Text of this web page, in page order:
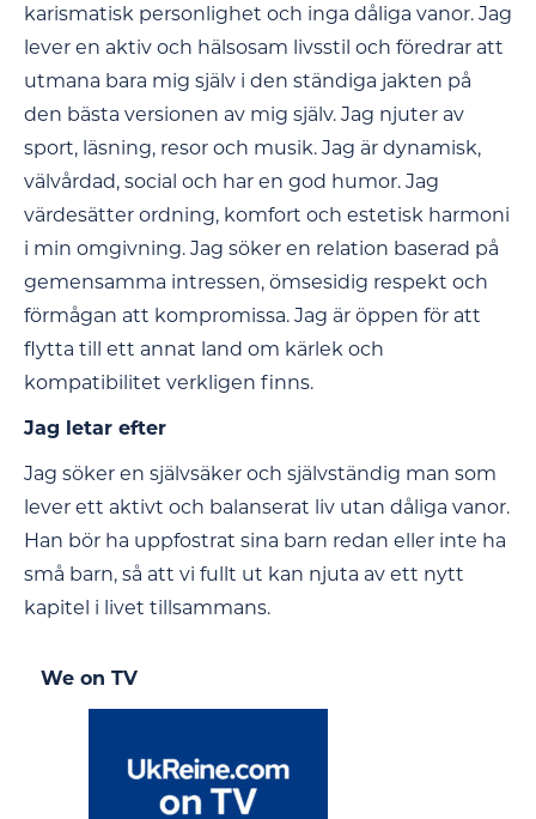
karismatisk personlighet och inga dåliga vanor. Jag
lever en aktiv och hälsosam livsstil och föredrar att
utmana bara mig själv i den ständiga jakten på
den bästa versionen av mig själv. Jag njuter av
sport, läsning, resor och musik. Jag är dynamisk,
välvårdad, social och har en god humor. Jag
värdesätter ordning, komfort och estetisk harmoni
i min omgivning. Jag söker en relation baserad på
gemensamma intressen, ömsesidig respekt och
förmågan att kompromissa. Jag är öppen för att
flytta till ett annat land om kärlek och
kompatibilitet verkligen finns.
Jag letar efter
Jag söker en självsäker och självständig man som
lever ett aktivt och balanserat liv utan dåliga vanor.
Han bör ha uppfostrat sina barn redan eller inte ha
små barn, så att vi fullt ut kan njuta av ett nytt
kapitel i livet tillsammans.
We on TV